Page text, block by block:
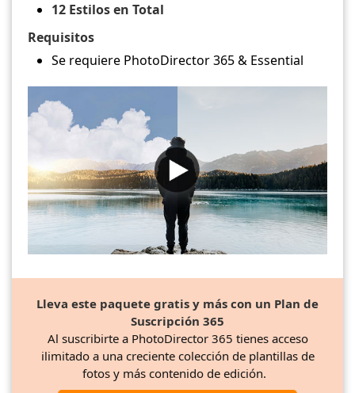
12 Estilos en Total
Requisitos
Se requiere PhotoDirector 365 & Essential
Lleva este paquete gratis y más con un Plan de
Suscripción 365
Al suscribirte a PhotoDirector 365 tienes acceso
ilimitado a una creciente colección de plantillas de
fotos y más contenido de edición.